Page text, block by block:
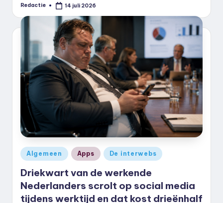
Geplaatst
Redactie 14 juli 2026
Geplaatst
Algemeen Apps De interwebs
Driekwart van de werkende
Nederlanders scrolt op social media
tijdens werktijd en dat kost drieënhalf